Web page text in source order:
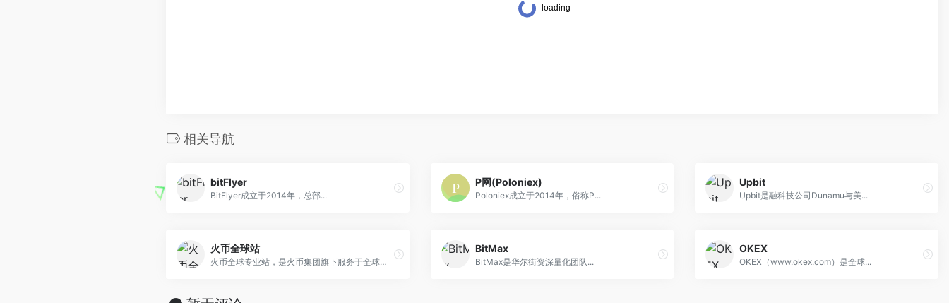
相关导航
bitFlyer
BitFlyer成立于2014年，总部...
P网(Poloniex)
Poloniex成立于2014年，俗称P...
Upbit
Upbit是融科技公司Dunamu与美...
火币全球站
火币全球专业站，是火币集团旗下服务于全球专业交易用户的创新数字资产国际站，致力于发现优质的创新数字资产投资机会，目前提供四十多种数字资产品类的交易及投资服务，总部位于新加坡，由火币全球专业站团队负责运营。火币集团是一家具有全球竞争力与影响力的数字资产综合服务商，为超过130个国家百万级用户提供优质服务。在新加坡、香港、韩国、日本等多个国家和地区均有独立的交易业务和运营中心。在技术平台、产品支线、安全风控体系、运营及客户服务体系等方面，火币集团在全球均处于领先地位。
BitMax
BitMax是华尔街资深量化团队...
OKEX
OKEX（www.okex.com）是全球...